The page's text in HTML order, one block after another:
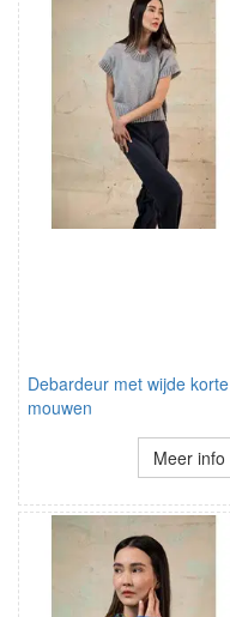
Debardeur met wijde korte
mouwen
Meer info